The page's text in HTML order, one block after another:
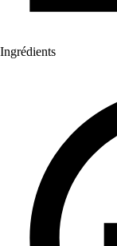
Ingrédients